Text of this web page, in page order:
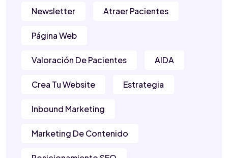
Newsletter Atraer Pacientes
Página Web
Valoración De Pacientes AIDA
Crea Tu Website Estrategia
Inbound Marketing
Marketing De Contenido